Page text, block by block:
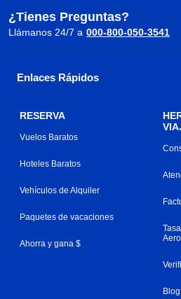
¿Tienes Preguntas?
Llámanos 24/7 a 000-800-050-3541
Enlaces Rápidos
RESERVA
Vuelos Baratos
Hoteles Baratos
Vehículos de Alquiler
Paquetes de vacaciones
Ahorra y gana $